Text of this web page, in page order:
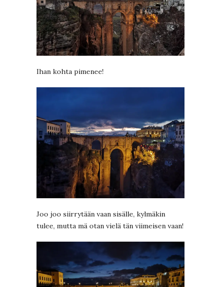
Ihan kohta pimenee!
Joo joo siirrytään vaan sisälle, kylmäkin
tulee, mutta mä otan vielä tän viimeisen vaan!